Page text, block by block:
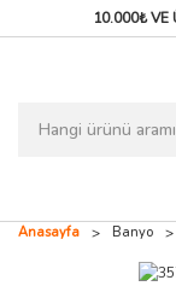
10.000₺ VE
Anasayfa Banyo